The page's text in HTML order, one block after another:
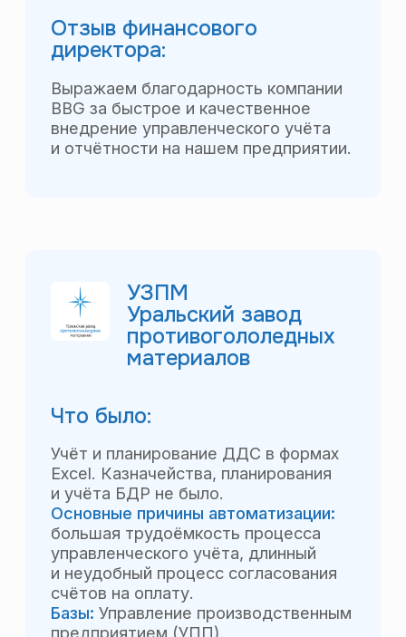
Оставьте заявку
на демонстрацию продукта
Оставить заявку
Преимущества
О компании
Политика
конфиденциальности
О продукте
Кейсы и отзывы
Контакты
+7 (902) 835–73–80
bbg.perm@mail.ru
Оставить заявку
Max
Остались вопросы? Отправьте
заявку, и мы свяжемся с вами
Пермь, ул. Николая Островского,
(работаем по всей России)